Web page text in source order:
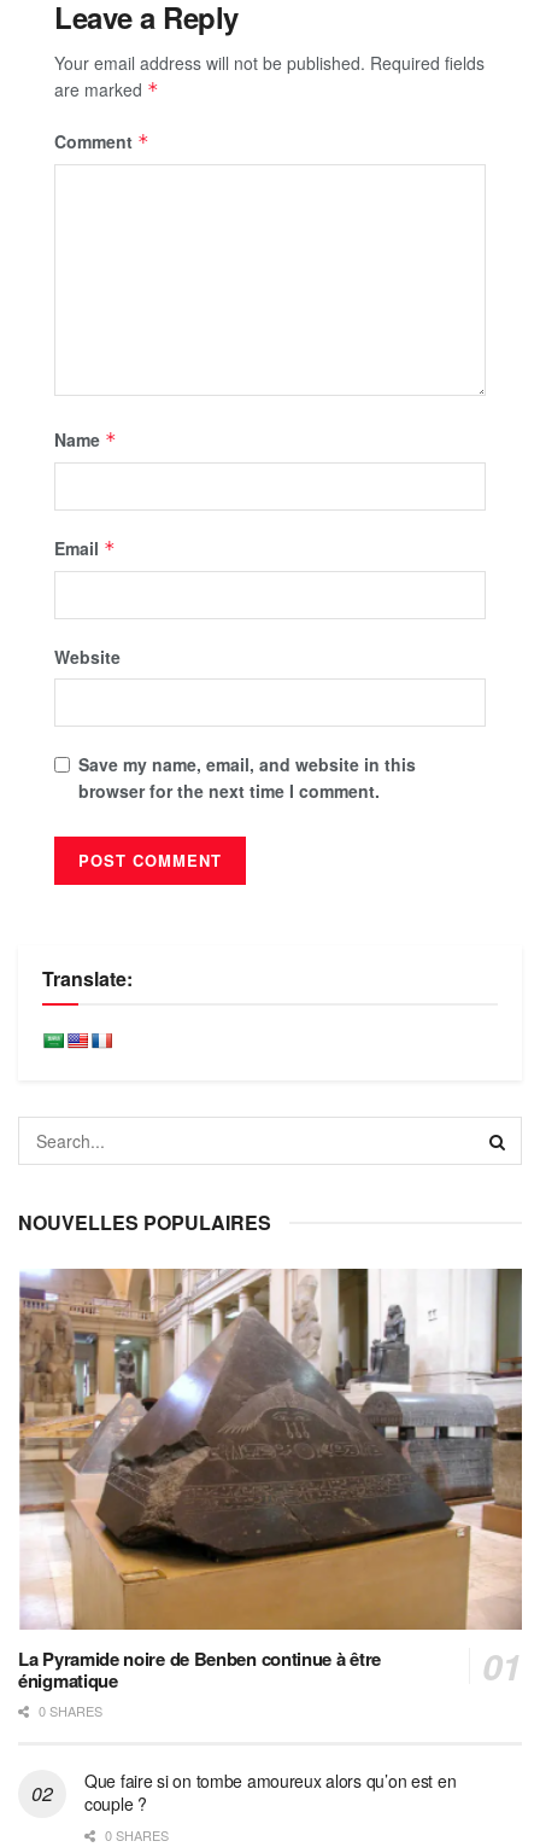
Leave a Reply
Your email address will not be published. Required fields
are marked *
Comment *
Name *
Email *
Website
Save my name, email, and website in this
browser for the next time I comment.
Translate:
NOUVELLES POPULAIRES
La Pyramide noire de Benben continue à être
énigmatique
0 SHARES
Que faire si on tombe amoureux alors qu’on est en
couple ?
0 SHARES